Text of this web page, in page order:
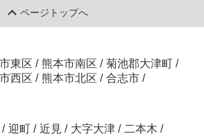
ページトップへ
東区 / 熊本市南区 / 菊池郡大津町 /
西区 / 熊本市北区 / 合志市 /
/ 迎町 / 近見 / 大字大津 / 二本木 /